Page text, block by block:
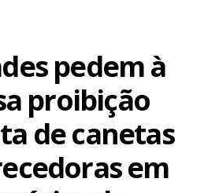
pedem à
proibição
de canetas
em